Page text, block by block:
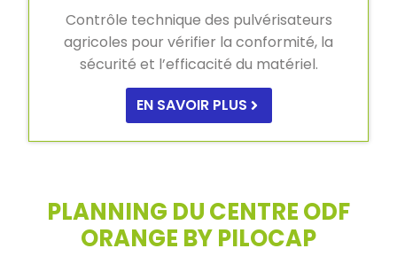
Contrôle technique des pulvérisateurs
agricoles pour vérifier la conformité, la
sécurité et l’efficacité du matériel.
EN SAVOIR PLUS
PLANNING DU CENTRE ODF
ORANGE BY PILOCAP